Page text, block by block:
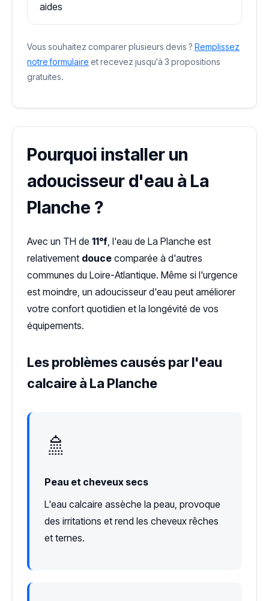
aides
Vous souhaitez comparer plusieurs devis ? Remplissez
notre formulaire et recevez jusqu'à 3 propositions
gratuites.
Pourquoi installer un
adoucisseur d'eau à La
Planche ?
Avec un TH de 11°f, l'eau de La Planche est
relativement douce comparée à d'autres
communes du Loire-Atlantique. Même si l'urgence
est moindre, un adoucisseur d'eau peut améliorer
votre confort quotidien et la longévité de vos
équipements.
Les problèmes causés par l'eau
calcaire à La Planche
🚿
Peau et cheveux secs
L'eau calcaire assèche la peau, provoque
des irritations et rend les cheveux rêches
et ternes.